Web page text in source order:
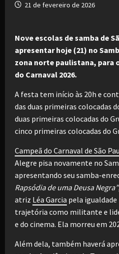
21 de fevereiro de 2026
Nove escolas de samba de
apresentar hoje (21) no
zona norte paulistana, para
do Carnaval 2026.
A festa tem início às 20h e
das duas primeiras colocadas
duas primeiras colocadas do
cinco primeiras colocadas do
Campeã do Carnaval de São
Alegre pisa novamente no
apresentando seu samba-
Rapsódia de uma Deusa Negra”
atriz Léa Garcia pela igualdade
trajetória como militante e
e do cinema. Ela morreu em
Além dela, também haverá